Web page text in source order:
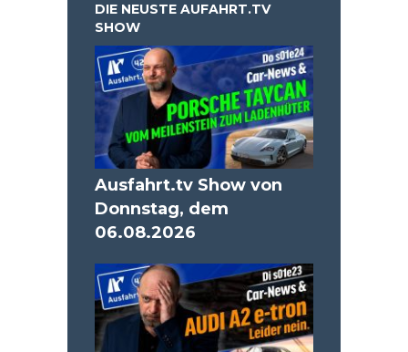
DIE NEUSTE AUFAHRT.TV
SHOW
Ausfahrt.tv Show von
Donnstag, dem
06.08.2026